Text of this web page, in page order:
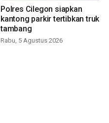
Polres Cilegon siapkan
kantong parkir tertibkan truk
tambang
Rabu, 5 Agustus 2026